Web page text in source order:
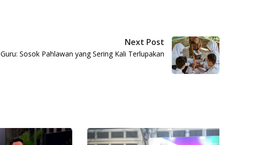
Next Post
Guru: Sosok Pahlawan yang Sering Kali Terlupakan